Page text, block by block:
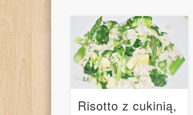
Risotto z cukinią,